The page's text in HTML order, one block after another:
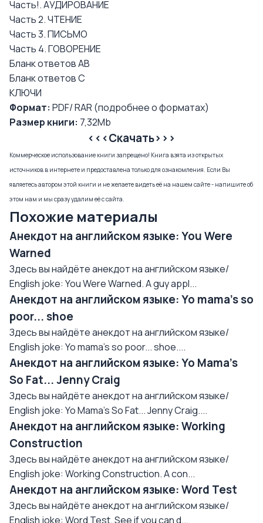
Часть!. АУДИРОВАНИЕ
Часть 2. ЧТЕНИЕ
Часть 3. ПИСЬМО
Часть 4. ГОВОРЕНИЕ
Бланк ответов АВ
Бланк ответов С
КЛЮЧИ
Формат: PDF/ RAR (подробнее о форматах)
Размер книги: 7,32Mb
<<<Скачать>>>
Коммерческое использование книги запрещено! Книга взята из открытых
источников в интернете и предоставлена только для ознакомления. Если Вы
являетесь автором этой книги и не желаете видеть её на нашем сайте - напишите об
этом нам и мы сразу удалим её с сайта.
Похожие материалы
Анекдот на английском языке: You Were
Warned
Здесь вы найдёте анекдот на английском языке/
English joke: You Were Warned. A guy appl...
Анекдот на английском языке: Yo mama's so
poor... shoe
Здесь вы найдёте анекдот на английском языке/
English joke: Yo mama's so poor... shoe....
Анекдот на английском языке: Yo Mama's
So Fat... Jenny Craig
Здесь вы найдёте анекдот на английском языке/
English joke: Yo Mama's So Fat... Jenny Craig....
Анекдот на английском языке: Working
Construction
Здесь вы найдёте анекдот на английском языке/
English joke: Working Construction. A con...
Анекдот на английском языке: Word Test
Здесь вы найдёте анекдот на английском языке/
English joke: Word Test. See if you can d...